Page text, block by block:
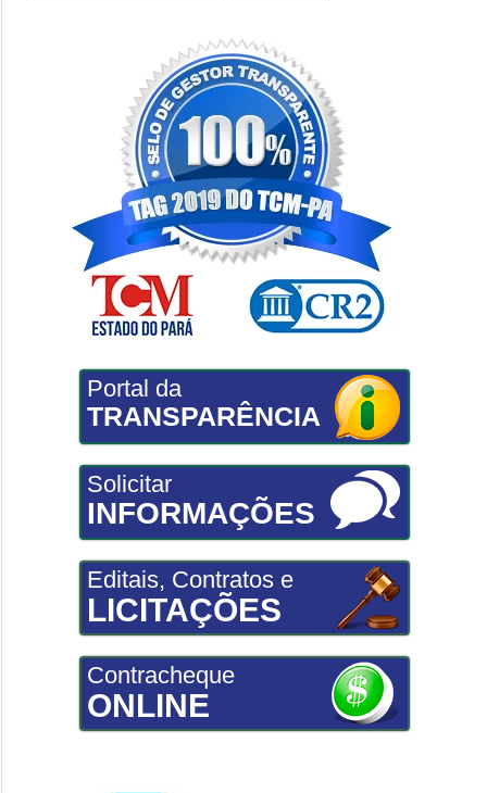
Portal da
TRANSPARÊNCIA
Solicitar
INFORMAÇÕES
Editais, Contratos e
LICITAÇÕES
Contracheque
ONLINE